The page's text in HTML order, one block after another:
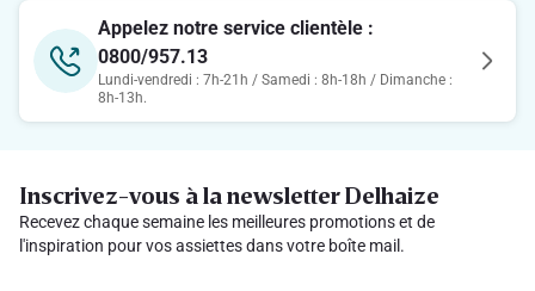
Appelez notre service clientèle :
0800/957.13
Lundi-vendredi : 7h-21h / Samedi : 8h-18h / Dimanche :
8h-13h.
Inscrivez-vous à la newsletter Delhaize
Recevez chaque semaine les meilleures promotions et de
l'inspiration pour vos assiettes dans votre boîte mail.